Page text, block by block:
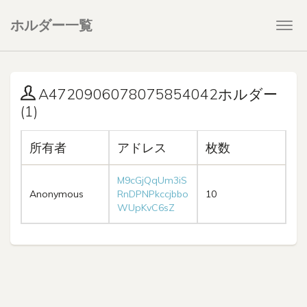
ホルダー一覧
A4720906078075854042ホルダー
(1)
所有者 アドレス 枚数
Anonymous
M9cGjQqUm3iS
RnDPNPkccjbbo
WUpKvC6sZ
10